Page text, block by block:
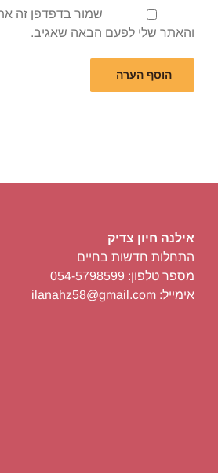
שמור בדפדפן זה
והאתר שלי לפעם הבאה שאגיב.
אילנה חיון צדיק
התחלות חדשות בחיים
מספר טלפון: 054-5798599
אימייל: ilanahz58@gmail.com